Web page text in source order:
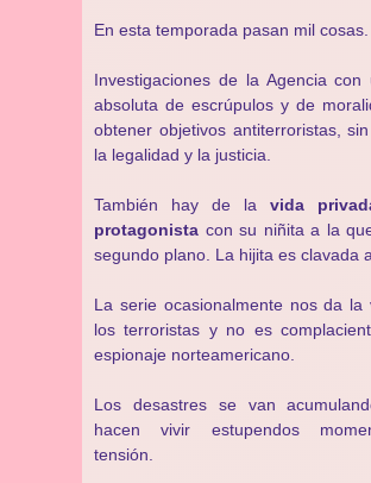
En esta temporada pasan mil cosas.
Investigaciones de la Agencia con
absoluta de escrúpulos y de
obtener objetivos antiterroristas,
la legalidad y la justicia.
También hay de la vida
protagonista con su niñita a la
segundo plano. La hijita es clavada
La serie ocasionalmente nos da la
los terroristas y no es
espionaje norteamericano.
Los desastres se van
hacen vivir estupendos
tensión.